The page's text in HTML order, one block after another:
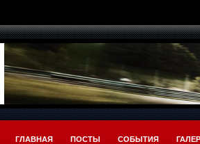
ГЛАВНАЯ ПОСТЫ СОБЫТИЯ